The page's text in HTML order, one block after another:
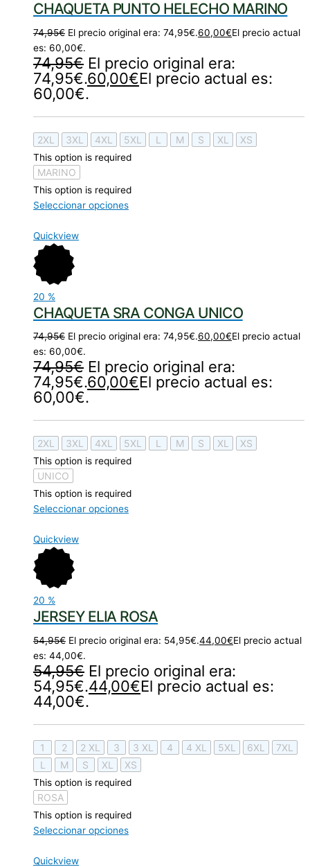
CHAQUETA PUNTO HELECHO MARINO
74,95€ El precio original era: 74,95€.60,00€El precio actual
es: 60,00€.
74,95€ El precio original era:
74,95€.60,00€El precio actual es:
60,00€.
2XL 3XL 4XL 5XL L M S XL XS
This option is required
MARINO
This option is required
Seleccionar opciones
Quickview
20 %
CHAQUETA SRA CONGA UNICO
74,95€ El precio original era: 74,95€.60,00€El precio actual
es: 60,00€.
74,95€ El precio original era:
74,95€.60,00€El precio actual es:
60,00€.
2XL 3XL 4XL 5XL L M S XL XS
This option is required
UNICO
This option is required
Seleccionar opciones
Quickview
20 %
JERSEY ELIA ROSA
54,95€ El precio original era: 54,95€.44,00€El precio actual
es: 44,00€.
54,95€ El precio original era:
54,95€.44,00€El precio actual es:
44,00€.
1 2 2 XL 3 3 XL 4 4 XL 5XL 6XL
7XL
L
M S XL XS
This option is required
ROSA
This option is required
Seleccionar opciones
Quickview